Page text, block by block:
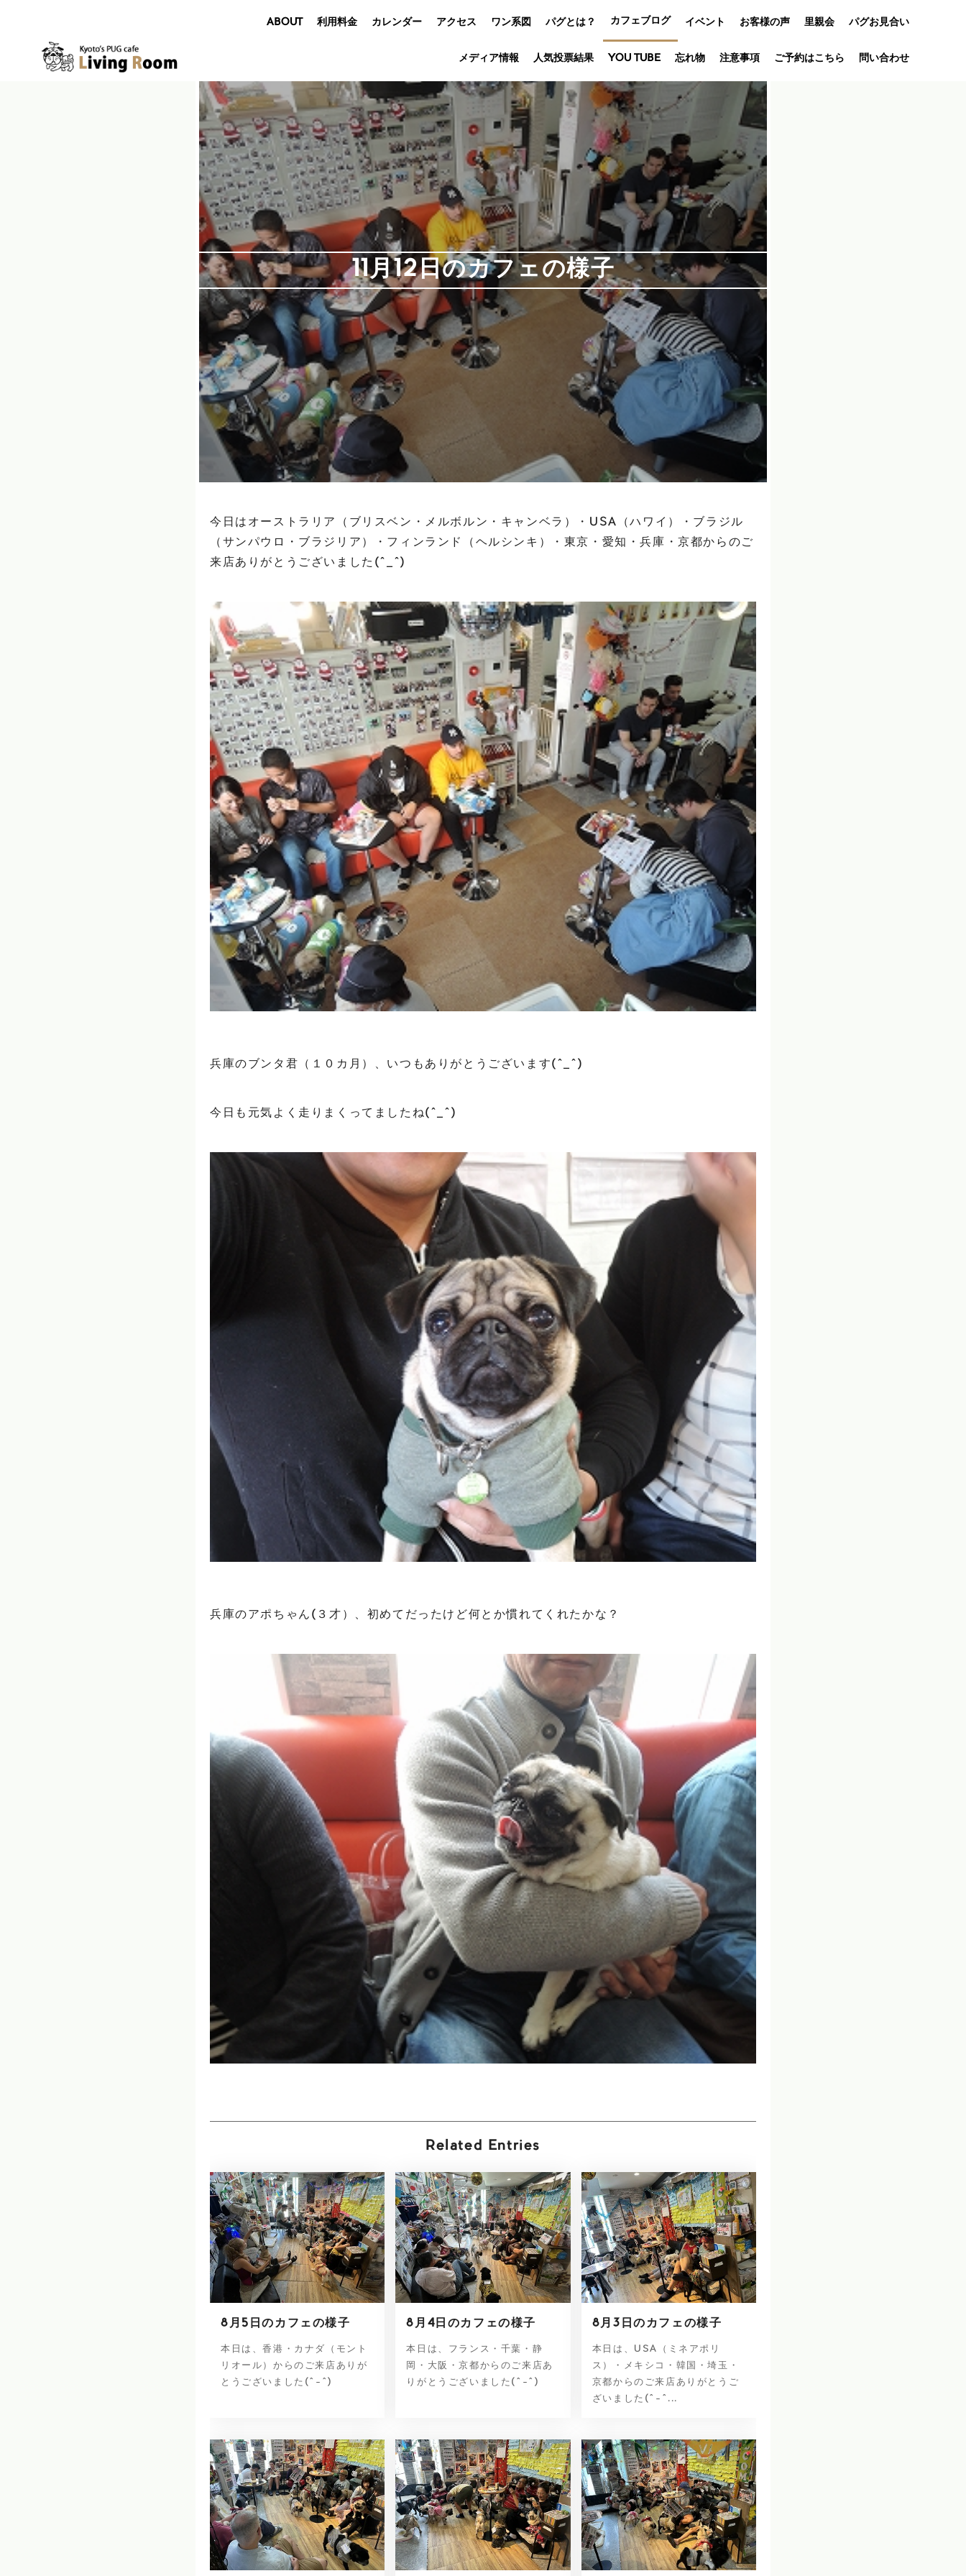
ABOUT 利用料金 カレンダー アクセス ワン系図 パグとは？ カフェブログ イベント
オフ会
アニバーサリ
お客様の声 里親会 パグお見合い
メディア情報 人気投票結果 YOU TUBE 忘れ物 注意事項 ご予約はこちら 問い合わせ
11月12日のカフェの様子
今日はオーストラリア（ブリスベン・メルボルン・キャンベラ）・USA（ハワイ）・ブラジル
（サンパウロ・ブラジリア）・フィンランド（ヘルシンキ）・東京・愛知・兵庫・京都からのご
来店ありがとうございました(^_^)
兵庫のブンタ君（１０カ月）、いつもありがとうございます(^_^)
今日も元気よく走りまくってましたね(^_^)
兵庫のアポちゃん(３才）、初めてだったけど何とか慣れてくれたかな？
Related Entries
8月5日のカフェの様子
本日は、香港・カナダ（モント
リオール）からのご来店ありが
とうございました(^-^)
8月4日のカフェの様子
本日は、フランス・千葉・静
岡・大阪・京都からのご来店あ
りがとうございました(^-^)
8月3日のカフェの様子
本日は、USA（ミネアポリ
ス）・メキシコ・韓国・埼玉・
京都からのご来店ありがとうご
ざいました(^-^...